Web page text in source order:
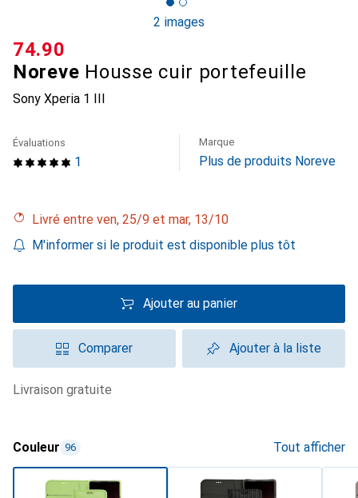
2 images
Noreve Housse cuir portefeuille
Sony Xperia 1 III
CHF
74.90
1
Évaluations Marque
Plus de produits Noreve
Livré entre ven, 25/9 et mar, 13/10
M'informer si le produit est disponible plus tôt
Ajouter au panier
Comparer Ajouter à la liste
livraison gratuite
Couleur 96 Tout afficher